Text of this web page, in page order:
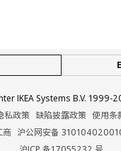
IKEA Systems B.V. 1999-
私政策 缺陷披露政策 使用条
商 沪公网安备